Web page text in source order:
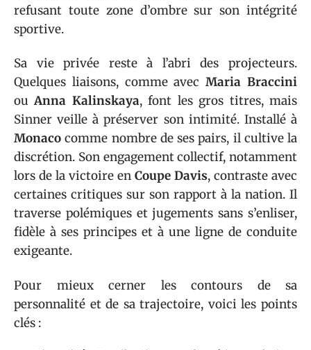
refusant toute zone d’ombre sur son intégrité
sportive.
Sa vie privée reste à l’abri des projecteurs.
Quelques liaisons, comme avecMaria Braccini
ouAnna Kalinskaya, font les gros titres, mais
Sinner veille à préserver son intimité. Installé à
Monaco comme nombre de ses pairs, il cultive la
discrétion. Son engagement collectif, notamment
lors de la victoire en Coupe Davis, contraste avec
certaines critiques sur son rapport à la nation. Il
traverse polémiques et jugements sans s’enliser,
fidèle à ses principes et à une ligne de conduite
exigeante.
Pour mieux cerner les contours de sa
personnalité et de sa trajectoire, voici les points
clés :